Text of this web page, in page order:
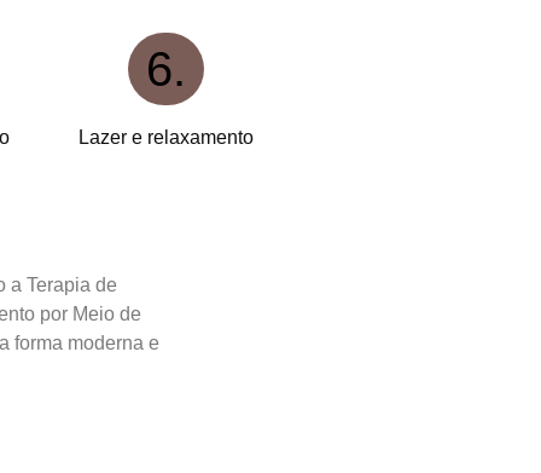
6.
Lazer e relaxamento
a Terapia de
por Meio de
forma moderna e